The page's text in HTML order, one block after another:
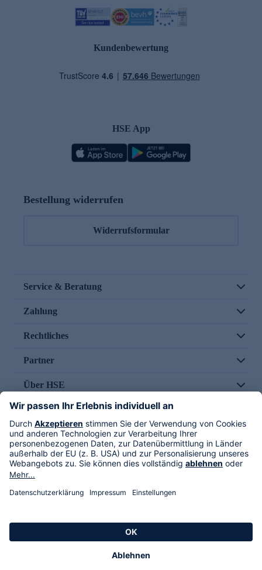
Kundenbewertung
HSE App
Bestellung widerrufen
Widerrufsformular
Service & Beratung
Zahlung
Rechtliches
Partner
Über HSE
Im TV
HSE International